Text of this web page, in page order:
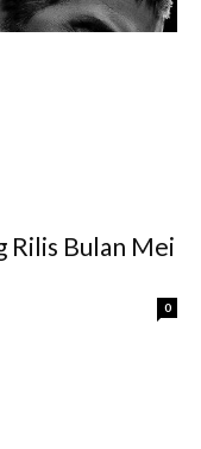
Rilis Bulan Mei
0